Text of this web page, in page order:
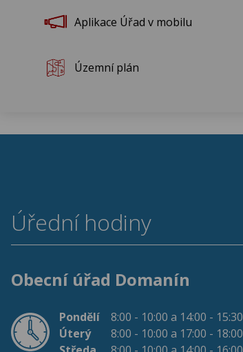
Rok 2014
Rok 2013
Rok 2011
Aplikace Úřad v mobilu
Územní plán
Úřední hodiny
Obecní úřad Domanín
Pondělí
8:00 - 10:00 a 14:00 - 15:30
Úterý
8:00 - 10:00 a 17:00 - 18:00